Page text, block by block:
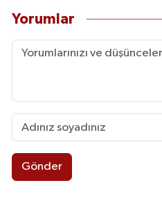
Yorumlar
Gönder